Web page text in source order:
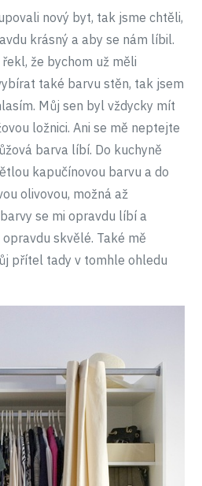
nový byt, tak jsme chtěli,
krásný a aby se nám líbil.
že bychom už měli
také barvu stěn, tak jsem
Můj sen byl vždycky mít
ložnici. Ani se mě neptejte
barva líbí. Do kuchyně
kapučínovou barvu a do
olivovou, možná až
se mi opravdu líbí a
skvělé. Také mě
přítel tady v tomhle ohledu